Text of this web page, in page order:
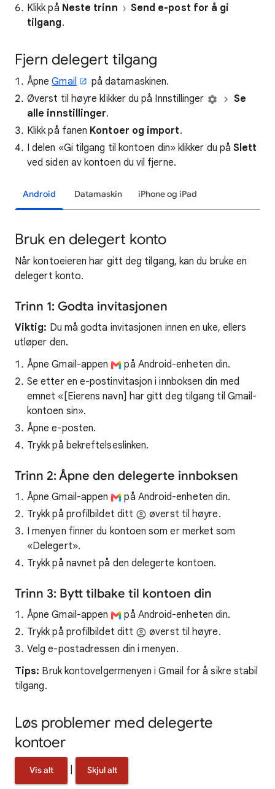
Klikk på Neste trinn
Send e-post for å gi
tilgang.
Fjern delegert tilgang
ÅpneGmail
på datamaskinen.
Øverst til høyre klikker du på Innstillinger
Se
alle innstillinger.
Klikk på fanen Kontoer og import.
I delen «Gi tilgang til kontoen din» klikker du påSlett
ved siden av kontoen du vil fjerne.
Android Datamaskin iPhone og iPad
Bruk en delegert konto
Når kontoeieren har gitt deg tilgang, kan du bruke en
delegert konto.
Trinn 1: Godta invitasjonen
Viktig: Du må godta invitasjonen innen en uke, ellers
utløper den.
Åpne Gmail-appen
på Android-enheten din.
Se etter en e-postinvitasjon i innboksen din med
emnet «[Eierens navn] har gitt deg tilgang til Gmail-
kontoen sin».
Åpne e-posten.
Trykk på bekreftelseslinken.
Trinn 2: Åpne den delegerte innboksen
Åpne Gmail-appen
på Android-enheten din.
Trykk på profilbildet ditt
øverst til høyre.
I menyen finner du kontoen som er merket som
«Delegert».
Trykk på navnet på den delegerte kontoen.
Trinn 3: Bytt tilbake til kontoen din
Åpne Gmail-appen
på Android-enheten din.
Trykk på profilbildet ditt
øverst til høyre.
Velg e-postadressen din i menyen.
Tips: Bruk kontovelgermenyen i Gmail for å sikre stabil
tilgang.
Løs problemer med delegerte
kontoer
Vis alt Skjul alt